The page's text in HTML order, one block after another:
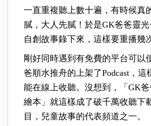
一直重複聽上數十遍，有時候真
膩，大人先膩！於是GK爸爸靈
自創故事錄下來，這樣要重播幾
剛好同時遇到有免費的平台可以
爸順水推舟的上架了Podcast，這
能在線上收聽。沒想到，「GK
繪本」就這樣成了破千萬收聽下
目，兒童故事的代表頻道之一。